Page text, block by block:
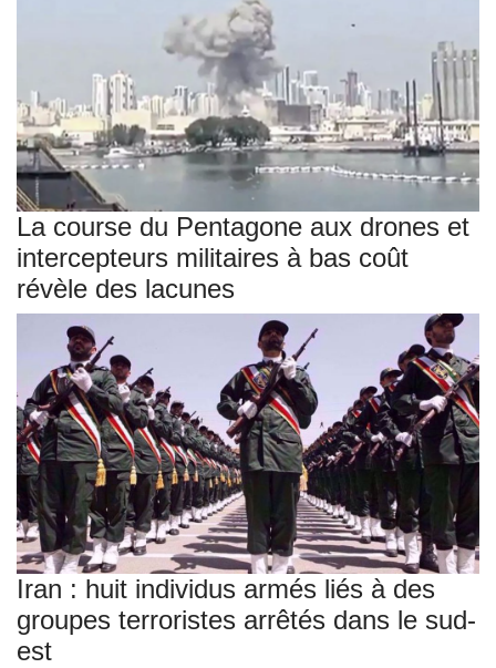
La course du Pentagone aux drones et
intercepteurs militaires à bas coût
révèle des lacunes
Iran : huit individus armés liés à des
groupes terroristes arrêtés dans le sud-
est